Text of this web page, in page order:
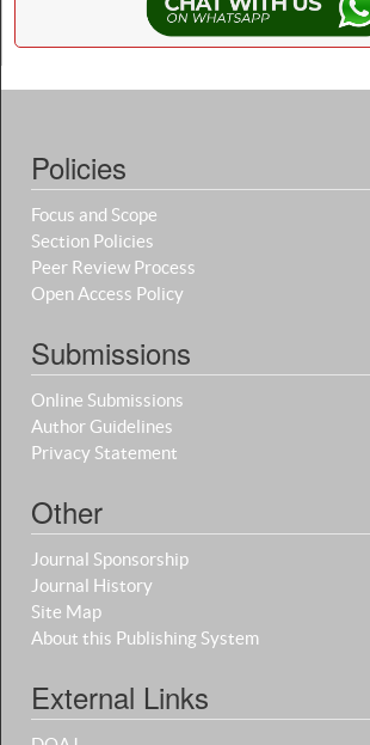
Policies
Focus and Scope
Section Policies
Peer Review Process
Open Access Policy
Submissions
Online Submissions
Author Guidelines
Privacy Statement
Other
Journal Sponsorship
Journal History
Site Map
About this Publishing System
External Links